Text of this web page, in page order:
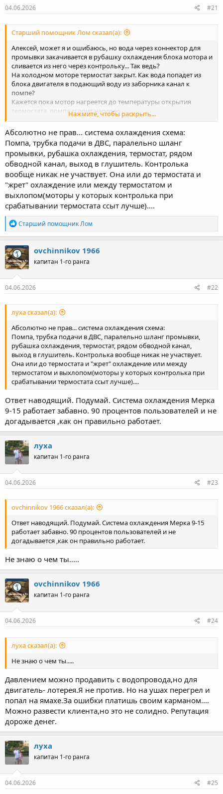
04.06.2026 #21
Старший помощник Лом сказал(а):
Алексей, может я и ошибаюсь, но вода через коннектор для
промывки закачивается в рубашку охлаждения блока мотора и
сливается из него через контрольку... Так ведь?
На холодном моторе термостат закрыт. Как вода попадет из
блока двигателя в подающий воду из заборника канал к
помпе?
Кажется пока мотор нагреется до температуры открытия
термостата, помпа сгорит насухую...
Нажмите, чтобы раскрыть...
Абсолютно не прав... система охлаждения схема:
Помпа, трубка подачи в ДВС, паралельно шланг
промывки, рубашка охлаждения, термостат, рядом
обводной канал, выход в глушитель. Контролька
вообще никак не участвует. Она или до термостата и
"жрет" охлаждение или между термостатом и
выхлопом(моторы у которых контролька при
срабатывании термостата ссыт лучше)....
Р
е
а
к
ц
и
и
:
Старший помощник Лом
ovchinnikov 1966
капитан 1-го ранга
04.06.2026 #22
луха сказал(а):
Абсолютно не прав... система охлаждения схема:
Помпа, трубка подачи в ДВС, паралельно шланг промывки,
рубашка охлаждения, термостат, рядом обводной канал,
выход в глушитель. Контролька вообще никак не участвует.
Она или до термостата и "жрет" охлаждение или между
термостатом и выхлопом(моторы у которых контролька при
срабатывании термостата ссыт лучше)....
Ответ наводящий. Подумай. Система охлаждения Мерка
9-15 работает забавно. 90 процентов пользователей и не
догадывается ,как он правильно работает.
луха
капитан 1-го ранга
04.06.2026 #23
ovchinnikov 1966 сказал(а):
Ответ наводящий. Подумай. Система охлаждения Мерка 9-15
работает забавно. 90 процентов пользователей и не
догадывается ,как он правильно работает.
Не знаю о чем ты.....
ovchinnikov 1966
капитан 1-го ранга
04.06.2026 #24
луха сказал(а):
Не знаю о чем ты.....
Давлением можно продавить с водопровода,но для
двигатель- лотерея.Я не против. Но на ушах перегрел и
попал на ямахе.За ошибки платишь своим карманом....
Можно развести клиента,но это не солидно. Репутация
дороже денег.
луха
капитан 1-го ранга
04.06.2026 #25